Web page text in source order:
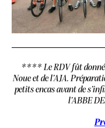
**** Le RDV fût donné
Noue et de l’AJA.
petits encas avant de
l’ABBE